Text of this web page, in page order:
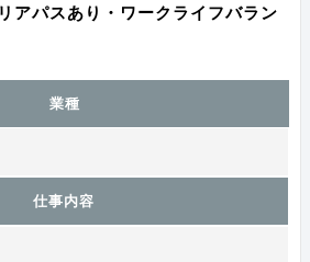
アパスあり・ワークライフバラン
業種
仕事内容